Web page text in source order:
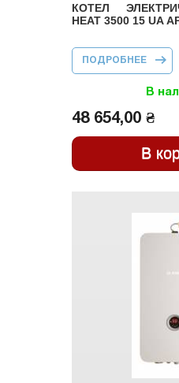
КОТЕЛ
HEAT 3500 15 UA
48 654,00 ₴
В
ПОДРОБНЕЕ О